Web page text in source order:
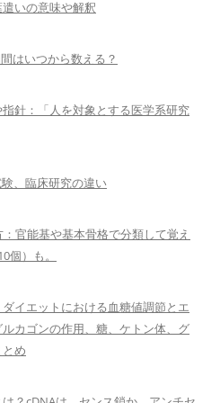
いの意味や解釈
はいつから数える？
針：「人を対象とする医学系研究
験、臨床研究の違い
官能基や基本骨格で分類して覚え
個）も。
イエットにおける血糖値調節とエ
カゴンの作用、糖、ケトン体、グ
め